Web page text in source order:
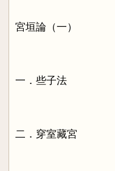
宮垣論（一）
一．些子法
二．穿室藏宮